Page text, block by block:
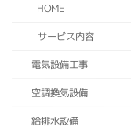
HOME
サービス内容
電気設備工事
空調換気設備
給排水設備